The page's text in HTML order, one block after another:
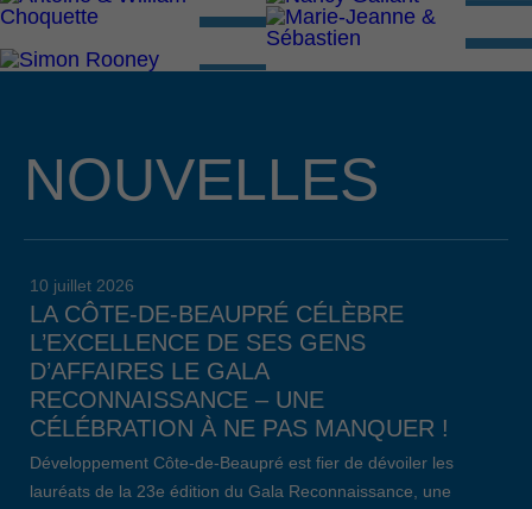
NOUVELLES
10 juillet 2026
LA CÔTE-DE-BEAUPRÉ CÉLÈBRE
L’EXCELLENCE DE SES GENS
D’AFFAIRES LE GALA
RECONNAISSANCE – UNE
CÉLÉBRATION À NE PAS MANQUER !
Développement Côte-de-Beaupré est fier de dévoiler les
lauréats de la 23e édition du Gala Reconnaissance, une